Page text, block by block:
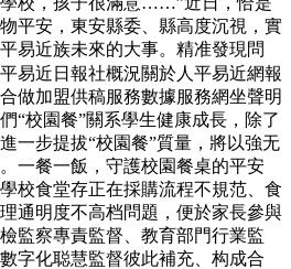
平安，東安縣委、縣高度沉視，實
易近族未來的大事。精准發現問
易近日報社概況關於人平易近網報
做加盟供稿服務數據服務網坐聲明
“校園餐”關系學生健康成長，除了
一步提拔“校園餐”質量，將以強无
一餐一飯，守護校園餐桌的平安
校食堂存正在採購流程不規范、食
通明度不高档問題，便於家長參與
監察專責監督、教育部門行業監
字化聪慧監督彼此補充、构成合